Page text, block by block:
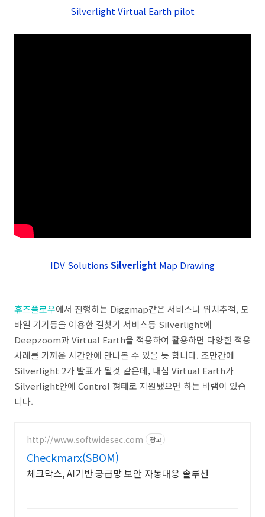
Silverlight Virtual Earth pilot
IDV Solutions Silverlight Map Drawing
휴즈플로우에서 진행하는 Diggmap같은 서비스나 위치추적, 모
바일 기기등을 이용한 길찾기 서비스등 Silverlight에
Deepzoom과 Virtual Earth을 적용하여 활용하면 다양한 적용
사례를 가까운 시간안에 만나볼 수 있을 듯 합니다. 조만간에
Silverlight 2가 발표가 될것 같은데, 내심 Virtual Earth가
Silverlight안에 Control 형태로 지원됐으면 하는 바램이 있습
니다.
http://www.softwidesec.com 광고
Checkmarx(SBOM)
체크막스, AI기반 공급망 보안 자동대응 솔루션